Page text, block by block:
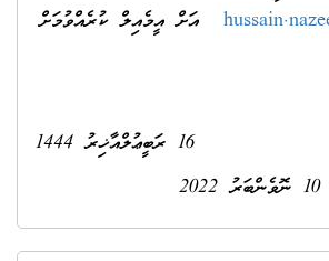
އަށް އީމެއިލް ކުރެއްވުމަށް
1444
10 ނޮވެންބަރު 2022